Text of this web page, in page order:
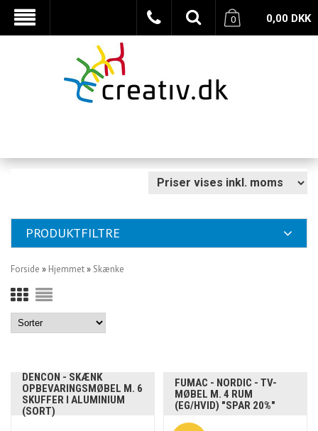
0,00 DKK
0
PRODUKTFILTRE
Forside » Hjemmet» Skænke
DENCON - SKÆNK
OPBEVARINGSMØBEL M. 6
SKUFFER I ALUMINIUM
(SORT)
FUMAC - NORDIC - TV-
MØBEL M. 4 RUM
(EG/HVID) "SPAR 20%"